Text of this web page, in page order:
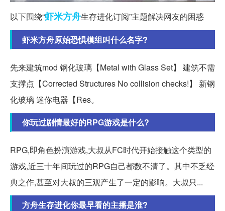
以下围绕“虾米方舟生存进化订阅”主题解决网友的困惑
虾米方舟原始恐惧模组叫什么名字?
先来建筑mod 钢化玻璃【Metal with Glass Set】 建筑不需
支撑点【Corrected Structures No collision checks!】 新钢
化玻璃 迷你电器【Res。
你玩过剧情最好的RPG游戏是什么?
RPG,即角色扮演游戏,大叔从FC时代开始接触这个类型的
游戏,近三十年间玩过的RPG自己都数不清了。其中不乏经
典之作,甚至对大叔的三观产生了一定的影响。大叔只...
方舟生存进化你最早看的主播是淮?